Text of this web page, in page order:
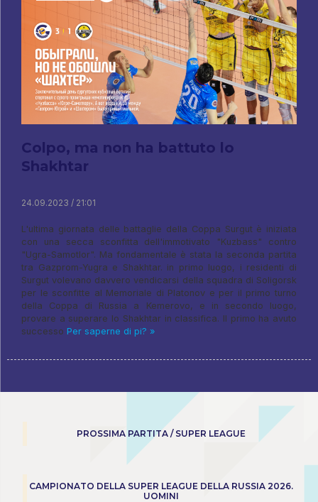
Colpo, ma non ha battuto lo
Shakhtar
24.09.2023 / 21:01
L'ultima giornata delle battaglie della Coppa Surgut è iniziata
con una secca sconfitta dell'immotivato "Kuzbass" contro
"Ugra-Samotlor". Ma fondamentale è stata la seconda partita
tra Gazprom-Yugra e Shakhtar. in primo luogo, i residenti di
Surgut volevano davvero vendicarsi della squadra di Soligorsk
per le sconfitte al Memoriale di Platonov e per il primo turno
della Coppa di Russia a Kemerovo, e in secondo luogo,
provare a superare lo Shakhtar in classifica. Il primo ha avuto
successo Per saperne di pi? »
PROSSIMA PARTITA / SUPER LEAGUE
CAMPIONATO DELLA SUPER LEAGUE DELLA RUSSIA 2026.
UOMINI